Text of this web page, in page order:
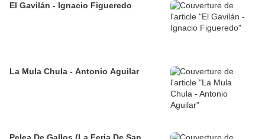
El Gavilán - Ignacio Figueredo
La Mula Chula - Antonio Aguilar